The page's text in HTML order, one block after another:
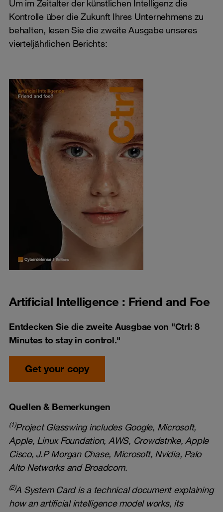
Um im Zeitalter der künstlichen Intelligenz die
Kontrolle über die Zukunft Ihres Unternehmens zu
behalten, lesen Sie die zweite Ausgabe unseres
vierteljährlichen Berichts:
Artificial Intelligence : Friend and Foe
Entdecken Sie die zweite Ausgbae von "Ctrl: 8
Minutes to stay in control."
Get your copy
Quellen & Bemerkungen
(1)Project Glasswing includes Google, Microsoft,
Apple, Linux Foundation, AWS, Crowdstrike, Apple
Cisco, J.P Morgan Chase, Microsoft, Nvidia, Palo
Alto Networks and Broadcom.
(2)A System Card is a technical document explaining
how an artificial intelligence model works, its